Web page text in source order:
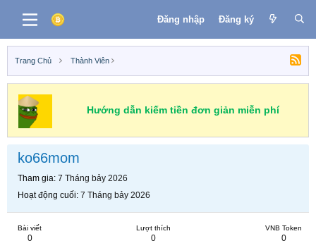
Đăng nhập Đăng ký
Trang Chủ Thành Viên
Hướng dẫn kiếm tiền đơn giản miễn phí
ko66mom
Tham gia 7 Tháng bảy 2026
Hoạt động cuối 7 Tháng bảy 2026
Bài viết
0
Lượt thích
0
VNB Token
0